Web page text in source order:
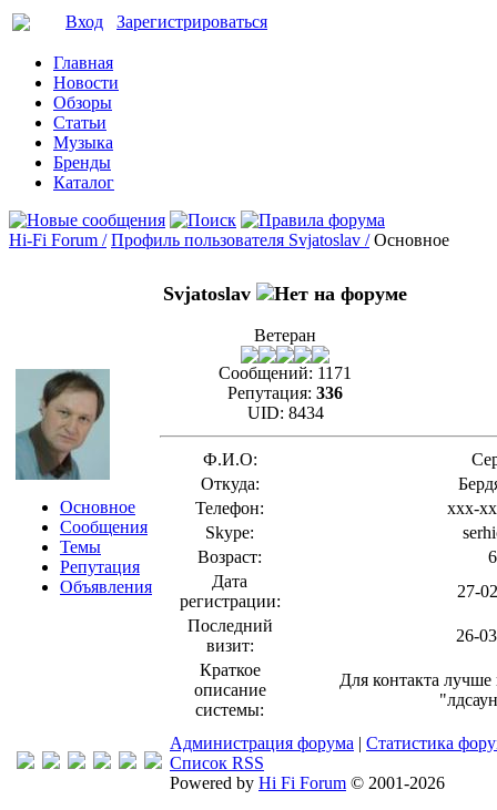
Вход Зарегистрироваться
Главная
Новости
Обзоры
Статьи
Музыка
Бренды
Каталог
Hi-Fi Forum / Профиль пользователя Svjatoslav / Основное
Основное
Сообщения
Темы
Репутация
Объявления
Svjatoslav
Ветеран
Сообщений: 1171
Репутация: 336
UID: 8434
Ф.И.О:
Откуда:
Телефон:
xxx-
Skype:
Возраст:
Дата
регистрации:
27-
Последний
визит:
26-
Краткое
описание
системы:
Для контакта лучше
Администрация форума | Статистика
Список RSS
Powered by Hi Fi Forum © 2001-2026